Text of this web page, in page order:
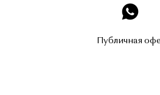
Публичная